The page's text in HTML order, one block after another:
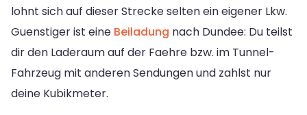
lohnt sich auf dieser Strecke selten ein eigener Lkw.
Guenstiger ist eine Beiladung nach Dundee: Du teilst
dir den Laderaum auf der Faehre bzw. im Tunnel-
Fahrzeug mit anderen Sendungen und zahlst nur
deine Kubikmeter.